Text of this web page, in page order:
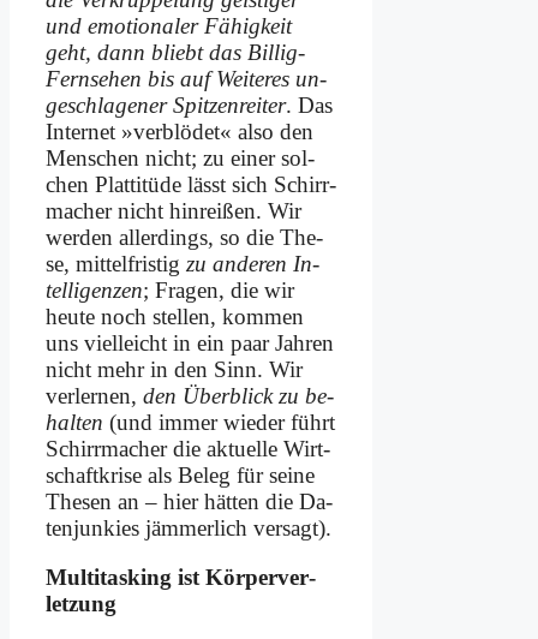
und emo­tio­na­ler Fä­hig­keit
geht, dann bliebt das Bil­lig-
Fern­se­hen bis auf Wei­te­res un­
ge­schla­ge­ner Spit­zen­rei­ter. Das
In­ter­net »ver­blö­det« al­so den
Men­schen nicht; zu ei­ner sol­
chen Plat­ti­tü­de lässt sich Schirr­
ma­cher nicht hin­reißen. Wir
wer­den al­ler­dings, so die The­
se, mit­tel­fri­stig zu an­de­ren In­
tel­li­gen­zen; Fra­gen, die wir
heu­te noch stel­len, kom­men
uns viel­leicht in ein paar Jah­ren
nicht mehr in den Sinn. Wir
ver­ler­nen, den Über­blick zu be­
hal­ten (und im­mer wie­der führt
Schirr­macher die ak­tu­el­le Wirt­
schaft­kri­se als Be­leg für sei­ne
The­sen an – hier hät­ten die Da­
ten­jun­kies jäm­mer­lich ver­sagt).
Mul­ti­tas­king ist Kör­per­ver­
let­zung